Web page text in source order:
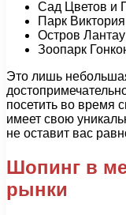
Сад Цветов и
Парк Виктория
Остров Лантау
Зоопарк
Это лишь
посетить во время
имеет свою
не оставит вас
Шопинг в
рынки